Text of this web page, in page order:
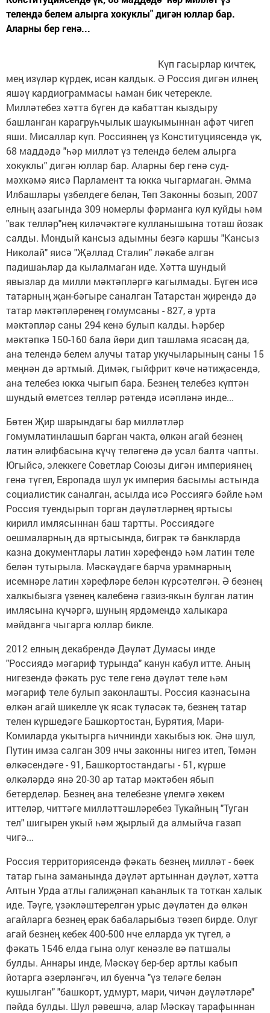
телендә белем алырга хокуклы" дигән юллар бар.
Аларны бер генә...
Күп гасырлар кичтек,
мең изүләр күрдек, исән калдык. Ә Россия дигән илнең
яшәү кардиограммасы һаман бик четерекле.
Милләтебез хәтта бүген дә кабаттан кыздыру
башланган карагруһчылык шаукымыннан афәт чигеп
яши. Мисаллар күп. Россиянең үз Конституциясендә үк,
68 маддәдә "һәр милләт үз телендә белем алырга
хокуклы" дигән юллар бар. Аларны бер генә суд-
мәхкәмә яисә Парламент та юкка чыгармаган. Әмма
Илбашлары үзбелдеге белән, Төп Законны бозып, 2007
елның азагында 309 номерлы фәрманга кул куйды һәм
"вак телләр"нең киләчәктәге кулланышына тоташ йозак
салды. Мондый кансыз адымны безгә каршы "Кансыз
Николай" яисә "Җәллад Сталин" ләкабе алган
падишаһлар да кылалмаган иде. Хәтта шундый
явызлар да милли мәктәпләргә кагылмады. Бүген исә
татарның җан-бәгыре саналган Татарстан җирендә дә
татар мәктәпләренең гомумсаны - 827, ә урта
мәктәпләр саны 294 кенә булып калды. Һәрбер
мәктәпкә 150-160 бала йөри дип ташлама ясасаң да,
ана телендә белем алучы татар укучыларының саны 15
меңнән дә артмый. Димәк, гыйфрит көче нәтиҗәсендә,
ана телебез юкка чыгып бара. Безнең телебез күптән
шундый өметсез телләр рәтендә исәпләнә инде...
Бөтен Җир шарындагы бар милләтләр
гомумлатинлашып барган чакта, өлкән агай безнең
латин әлифбасына күчү теләгенә дә усал балта чапты.
Югыйсә, элеккеге Советлар Союзы дигән империянең
генә түгел, Европада шул ук империя басымы астында
социалистик саналган, асылда исә Россиягә бәйле һәм
Россия туендырып торган дәүләтләрнең яртысы
кирилл имлясыннан баш тартты. Россиядәге
оешмаларның да яртысында, бигрәк тә банкларда
казна документлары латин хәрефендә һәм латин теле
белән тутырыла. Мәскәүдәге барча урамнарның
исемнәре латин хәрефләре белән күрсәтелгән. Ә безнең
халкыбызга үзенең калебенә газиз-якын булган латин
имлясына күчәргә, шуның ярдәмендә халыкара
мәйданга чыгарга юллар бикле.
2012 елның декабрендә Дәүләт Думасы инде
"Россиядә мәгариф турында" канун кабул итте. Аның
нигезендә фәкать рус теле генә дәүләт теле һәм
мәгариф теле булып законлашты. Россия казнасына
өлкән агай шикелле үк ясак түләсәк тә, безнең татар
телен күршедәге Башкортостан, Бурятия, Мари-
Комиларда укытырга һичнинди хакыбыз юк. Әнә шул,
Путин имза салган 309 нчы законны нигез итеп, Төмән
өлкәсендәге - 91, Башкортостандагы - 51, күрше
өлкәләрдә янә 20-30 ар татар мәктәбен ябып
бетерделәр. Безнең ана телебезне үлемгә хөкем
иттеләр, читтәге милләттәшләребез Тукайның "Туган
тел" шигырен укый һәм җырлый да алмыйча газап
чигә...
Россия территориясендә фәкать безнең милләт - бөек
татар гына заманында дәүләт артыннан дәүләт, хәтта
Алтын Урда атлы галиҗәнап каһанлык та тоткан халык
иде. Тәүге, үзәкләштерелгән урыс дәүләтен дә өлкән
агайларга безнең ерак бабаларыбыз төзеп бирде. Олуг
агай безнең кебек 400-500 нче елларда ук түгел, ә
фәкать 1546 елда гына олуг кенәзле вә патшалы
булды. Аннары инде, Мәскәү бер-бер артлы кабып
йотарга әзерләнгәч, ил буенча "үз теләге белән
кушылган" "башкорт, удмурт, мари, чичән дәүләтләре"
пәйда булды. Шул рәвешчә, алар Мәскәү тарафыннан